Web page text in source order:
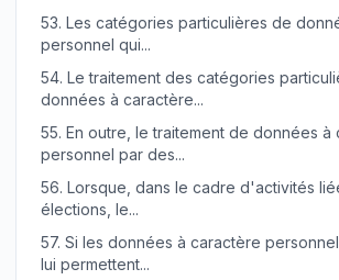
53. Les catégories particulières de
personnel qui...
54. Le traitement des catégories
données à caractère...
55. En outre, le traitement de données à
personnel par des...
56. Lorsque, dans le cadre d'activités
élections, le...
57. Si les données à caractère
lui permettent...